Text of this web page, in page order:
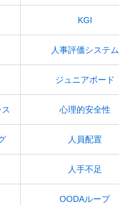
KGI
人事評価システム
ジュニアボード
心理的安全性
人員配置
人手不足
OODAループ